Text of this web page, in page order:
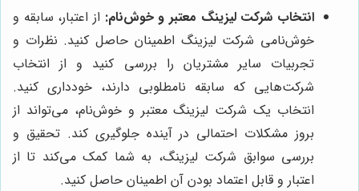
انتخاب شرکت لیزینگ معتبر و خوش‌نام: از اعتبار، سابقه و
خوش‌نامی شرکت لیزینگ اطمینان حاصل کنید. نظرات و
تجربیات سایر مشتریان را بررسی کنید و از انتخاب
شرکت‌هایی که سابقه نامطلوبی دارند، خودداری کنید.
انتخاب یک شرکت لیزینگ معتبر و خوش‌نام، می‌تواند از
بروز مشکلات احتمالی در آینده جلوگیری کند. تحقیق و
بررسی سوابق شرکت لیزینگ، به شما کمک می‌کند تا از
اعتبار و قابل اعتماد بودن آن اطمینان حاصل کنید.